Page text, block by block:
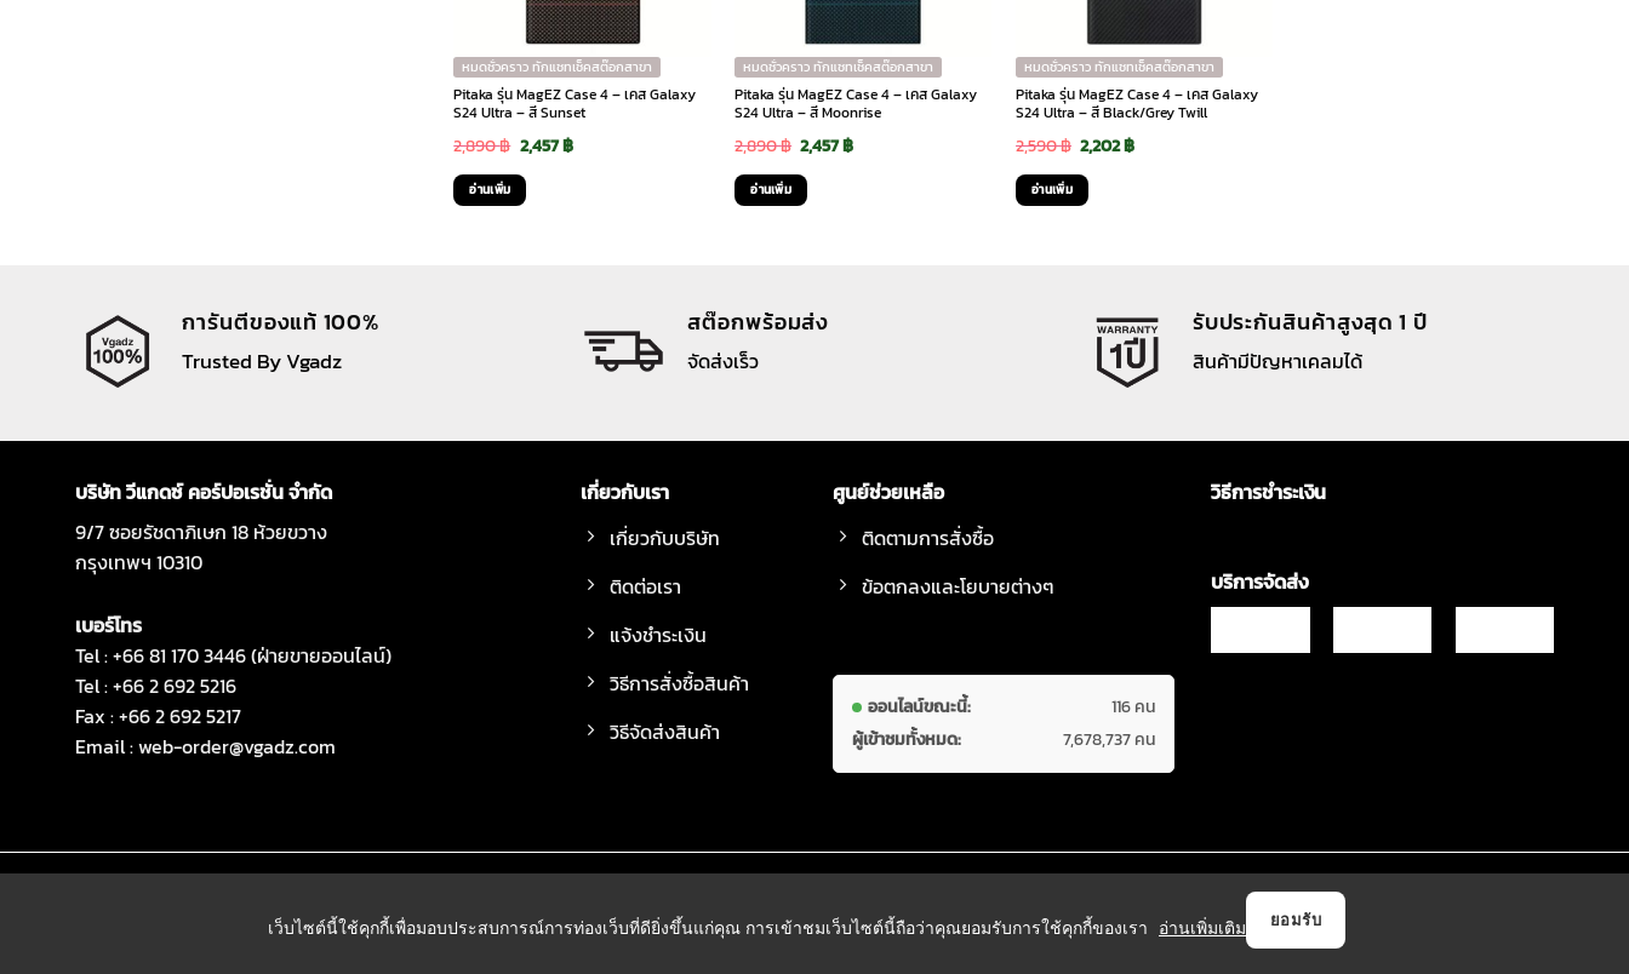
หมดชั่วคราว ทักแชทเช็คสต๊อกสาขา
Pitaka รุ่น MagEZ Case 4 – เคส Galaxy
S24 Ultra – สี Sunset
2,890฿ Original
price
was:
2,457฿Current
อ่านเพิ่ม
หมดชั่วคราว ทักแชทเช็คสต๊อกสาขา
Pitaka รุ่น MagEZ Case 4 – เคส Galaxy
S24 Ultra – สี Moonrise
2,890฿ Original
price
was:
2,457฿Current
อ่านเพิ่ม
หมดชั่วคราว ทักแชทเช็คสต๊อกสาขา
Pitaka รุ่น MagEZ Case 4 – เคส Galaxy
S24 Ultra – สี Black/Grey Twill
2,590฿ Original
price
was:
2,202฿Current
อ่านเพิ่ม
การันตีของแท้ 100%
Trusted By Vgadz
สต๊อกพร้อมส่ง
จัดส่งเร็ว
รับประกันสินค้าสูงสุด 1 ปี
สินค้ามีปัญหาเคลมได้
บริษัท วีแกดซ์ คอร์ปอเรชั่น จำกัด
9/7 ซอยรัชดาภิเษก 18 ห้วยขวาง
กรุงเทพฯ 10310
เบอร์โทร
Tel : +66 81 170 3446 (ฝ่ายขายออนไลน์)
Tel : +66 2 692 5216
Fax : +66 2 692 5217
Email :web-order@vgadz.com
เกี่ยวกับเรา
เกี่ยวกับบริษัท
ติดต่อเรา
แจ้งชำระเงิน
วิธีการสั่งซื้อสินค้า
วิธีจัดส่งสินค้า
ศูนย์ช่วยเหลือ
ติดตามการสั่งซื้อ
ข้อตกลงและโยบายต่างๆ
ออนไลน์ขณะนี้:
116 คน
ผู้เข้าชมทั้งหมด:
7,678,737 คน
วิธีการชำระเงิน
บริการจัดส่ง
เว็บไซต์นี้ใช้คุกกี้เพื่อมอบประสบการณ์การท่องเว็บที่ดียิ่งขึ้นแก่คุณ การเข้าชมเว็บไซต์นี้ถือว่าคุณยอมรับการใช้คุกกี้ของเรา อ่านเพิ่มเติม ยอมรับ